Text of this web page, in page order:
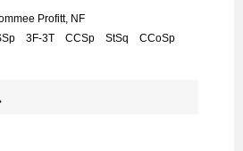
Profitt, NF
3F-3T CCSp StSq CCoSp